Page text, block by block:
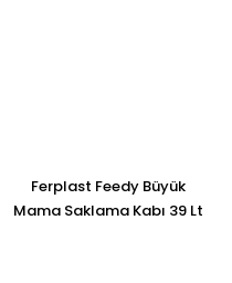
Ferplast Feedy Büyük
Mama Saklama Kabı 39 Lt